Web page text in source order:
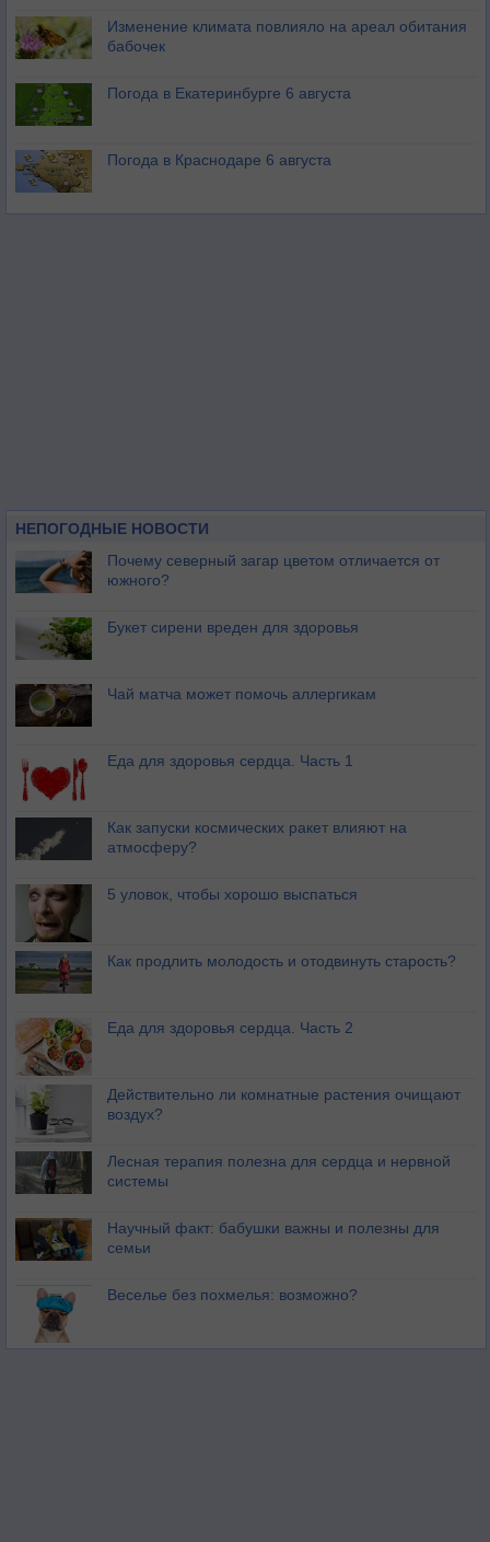
Изменение климата повлияло на ареал обитания
бабочек
Погода в Екатеринбурге 6 августа
Погода в Краснодаре 6 августа
НЕПОГОДНЫЕ НОВОСТИ
Почему северный загар цветом отличается от
южного?
Букет сирени вреден для здоровья
Чай матча может помочь аллергикам
Еда для здоровья сердца. Часть 1
Как запуски космических ракет влияют на
атмосферу?
5 уловок, чтобы хорошо выспаться
Как продлить молодость и отодвинуть старость?
Еда для здоровья сердца. Часть 2
Действительно ли комнатные растения очищают
воздух?
Лесная терапия полезна для сердца и нервной
системы
Научный факт: бабушки важны и полезны для
семьи
Веселье без похмелья: возможно?